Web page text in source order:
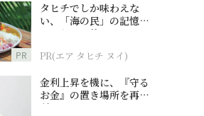
PR
タヒチでしか味わえな
い、「海の民」の記憶へ
とつながる旅
PR(エア タヒチ ヌイ)
金利上昇を機に、『守る
お金』の置き場所を再検
討